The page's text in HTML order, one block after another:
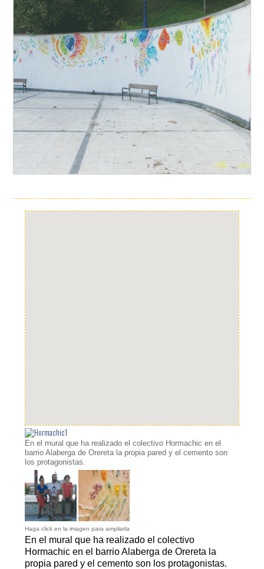
En el mural que ha realizado el colectivo Hormachic en el
barrio Alaberga de Orereta la propia pared y el cemento son
los protagonistas.
Haga click en la imagen para ampliarla
En el mural que ha realizado el colectivo
Hormachic en el barrio Alaberga de Orereta la
propia pared y el cemento son los protagonistas.